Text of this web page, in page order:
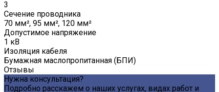
3
Сечение проводника
70 мм², 95 мм², 120 мм²
Допустимое напряжение
1 кВ
Изоляция кабеля
Бумажная маслопропитанная (БПИ)
Отзывы
Нужна консультация?
Подробно расскажем о наших услугах, видах работ и